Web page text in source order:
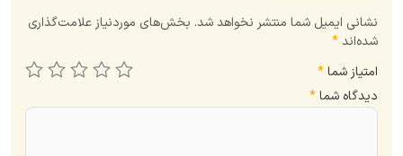
نشانی ایمیل شما منتشر نخواهد شد. بخش‌های موردنیاز علامت‌گذاری
شده‌اند*
امتیاز شما*
دیدگاه شما*